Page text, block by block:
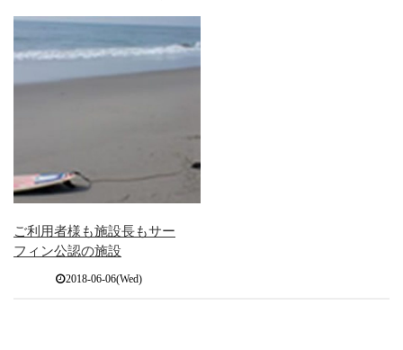
ご利用者様も施設長もサー
フィン公認の施設
2018-06-06(Wed)